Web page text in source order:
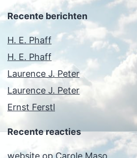
Recente berichten
H. E. Phaff
H. E. Phaff
Laurence J. Peter
Laurence J. Peter
Ernst Ferstl
Recente reacties